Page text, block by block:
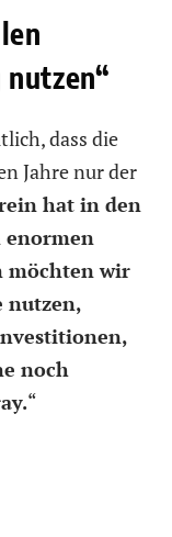
dass die
Jahre nur der
hat in den
enormen
möchten wir
nutzen,
noch
“